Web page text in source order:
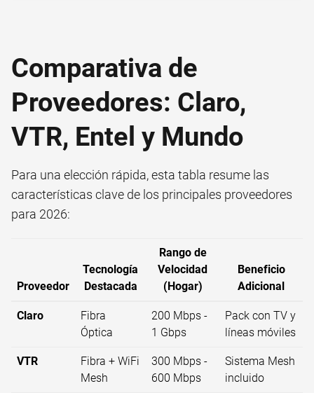
Comparativa de
Proveedores: Claro,
VTR, Entel y Mundo
Para una elección rápida, esta tabla resume las
características clave de los principales proveedores
para 2026:
Proveedor
Tecnología
Destacada
Rango de
Velocidad
(Hogar)
Beneficio
Adicional
Claro
Fibra
Óptica
200 Mbps -
1 Gbps
Pack con TV y
líneas móviles
VTR
Fibra + WiFi
Mesh
300 Mbps -
600 Mbps
Sistema Mesh
incluido